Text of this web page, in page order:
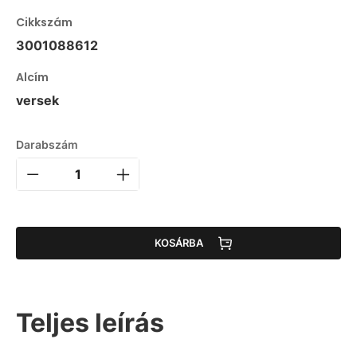
Cikkszám
3001088612
Alcím
versek
Darabszám
KOSÁRBA
Teljes leírás